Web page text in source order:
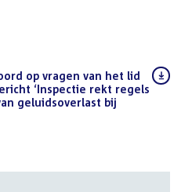
op vragen van het lid
‘Inspectie rekt regels
geluidsoverlast bij